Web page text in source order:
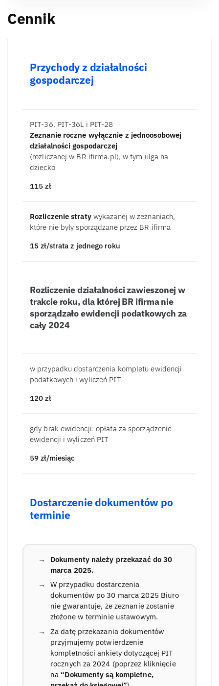
Cennik
Przychody z działalności
gospodarczej
PIT-36, PIT-36L i PIT-28
Zeznanie roczne wyłącznie z jednoosobowej
działalności gospodarczej
(rozliczanej w BR ifirma.pl), w tym ulga na
dziecko
115zł
Rozliczenie stratywykazanej w zeznaniach,
które nie były sporządzane przez BR ifirma
15zł/strata z jednego roku
Rozliczenie działalności zawieszonej w
trakcie roku, dla której BR ifirma nie
sporządzało ewidencji podatkowych za
cały 2024
w przypadku dostarczenia kompletu ewidencji
podatkowych i wyliczeń PIT
120zł
gdy brak ewidencji: opłata za sporządzenie
ewidencji i wyliczeń PIT
59zł/miesiąc
Dostarczenie dokumentów po
terminie
Dokumenty należy przekazać do 30
marca 2025.
W przypadku dostarczenia
dokumentów po 30 marca 2025 Biuro
nie gwarantuje, że zeznanie zostanie
złożone w terminie ustawowym.
Za datę przekazania dokumentów
przyjmujemy potwierdzenie
kompletności ankiety dotyczącej PIT
rocznych za 2024 (poprzez kliknięcie
na “Dokumenty są kompletne,